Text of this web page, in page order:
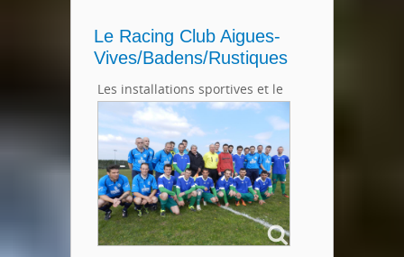
Le Racing Club Aigues-
Vives/Badens/Rustiques
Les installations sportives et le